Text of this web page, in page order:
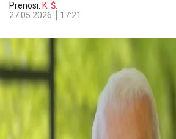
Prenosi: K. Š.
27.05.2026.
17:21